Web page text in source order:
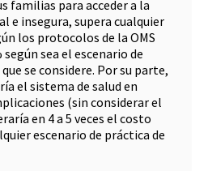
familias para acceder a la
e insegura, supera cualquier
los protocolos de la OMS
sea el escenario de
se considere. Por su parte,
el sistema de salud en
(sin considerar el
en 4 a 5 veces el costo
escenario de práctica de